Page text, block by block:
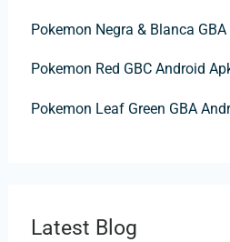
:
Pokemon Negra & Blanca
Pokemon Red GBC Android
Pokemon Leaf Green GBA
Latest Blog